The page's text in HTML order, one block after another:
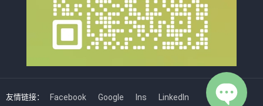
友情链接： Facebook Google Ins LinkedIn